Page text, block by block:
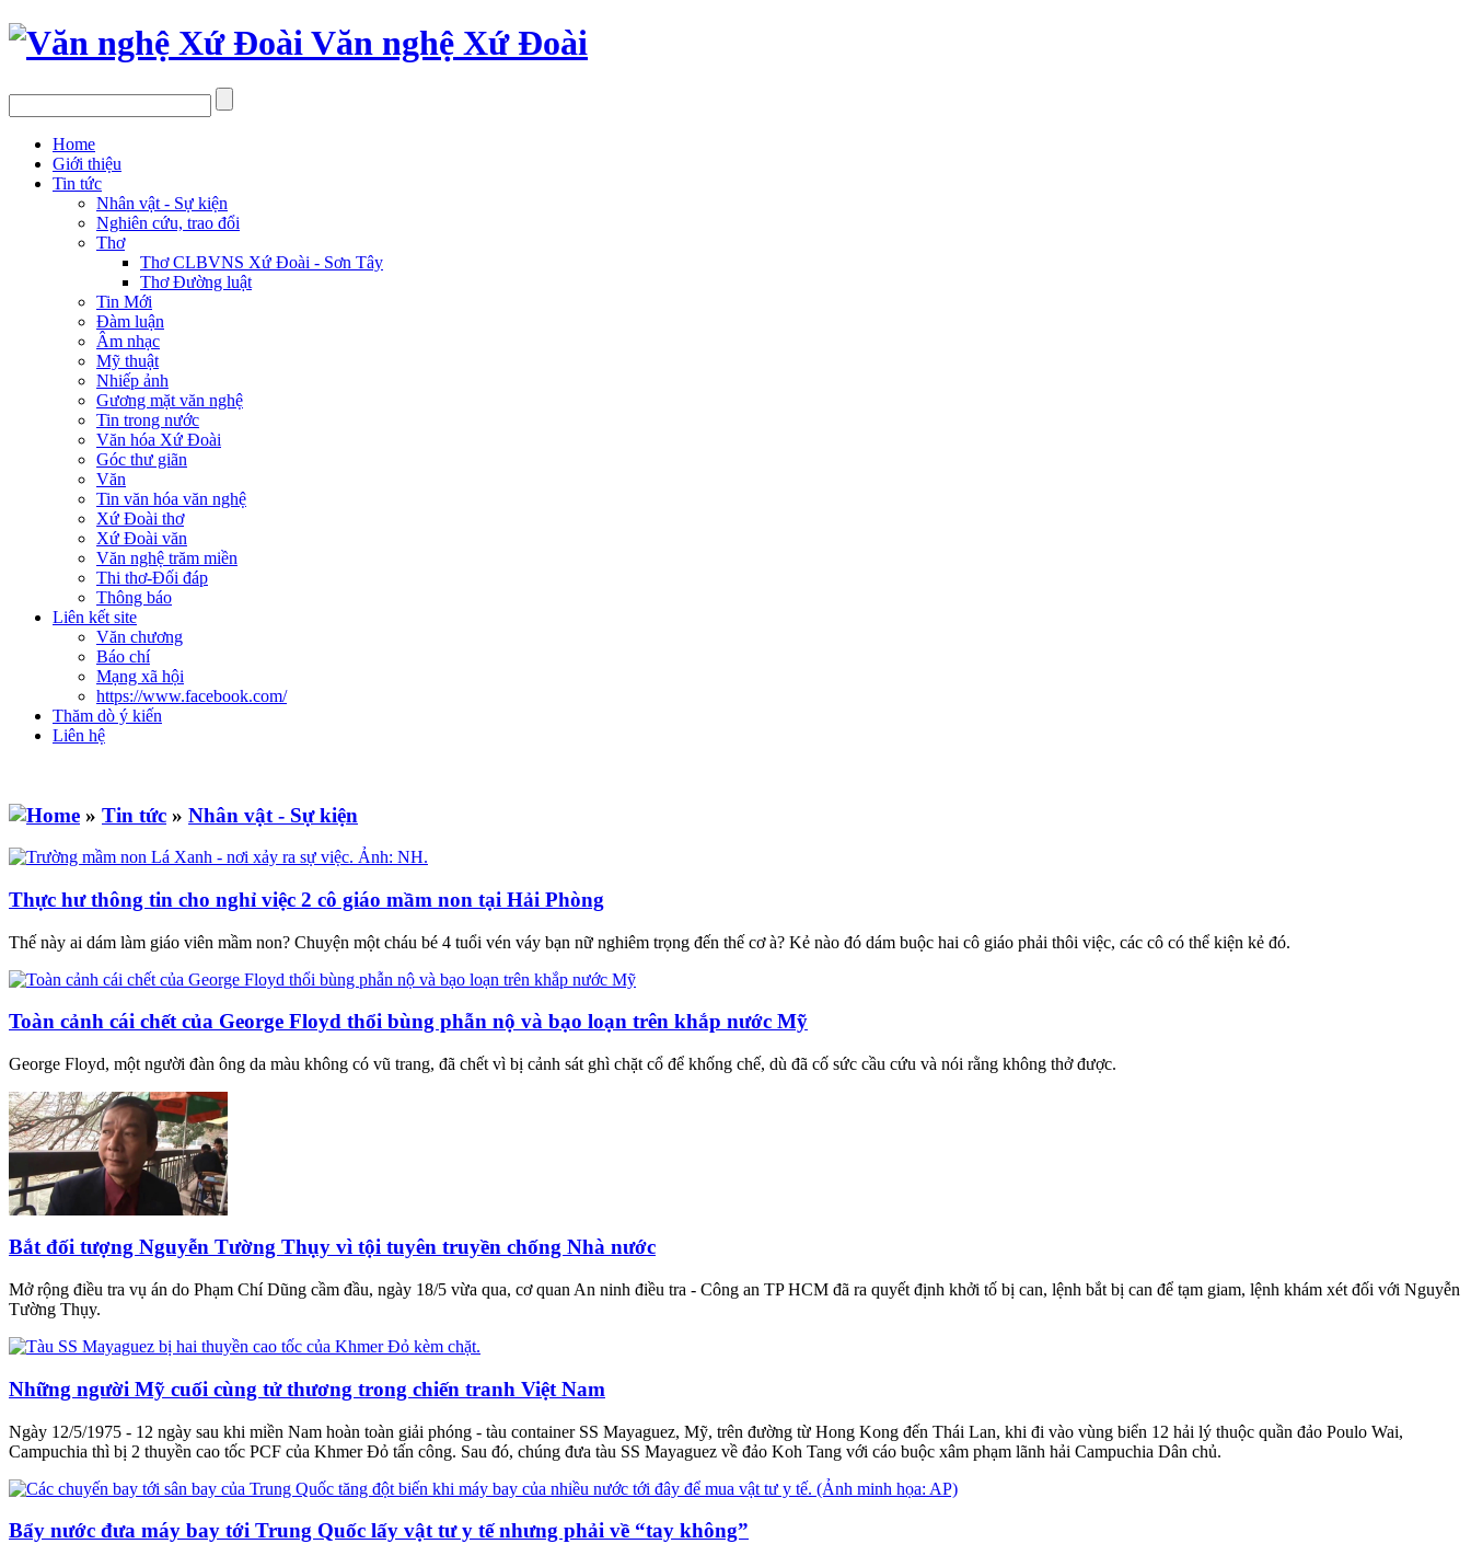
Văn nghệ Xứ Đoài
Home
Giới thiệu
Tin tức
Nhân vật - Sự kiện
Nghiên cứu, trao đổi
Thơ
Thơ CLBVNS Xứ Đoài - Sơn Tây
Thơ Đường luật
Tin Mới
Đàm luận
Âm nhạc
Mỹ thuật
Nhiếp ảnh
Gương mặt văn nghệ
Tin trong nước
Văn hóa Xứ Đoài
Góc thư giãn
Văn
Tin văn hóa văn nghệ
Xứ Đoài thơ
Xứ Đoài văn
Văn nghệ trăm miền
Thi thơ-Đối đáp
Thông báo
Liên kết site
Văn chương
Báo chí
Mạng xã hội
https://www.facebook.com/
Thăm dò ý kiến
Liên hệ
» Tin tức » Nhân vật - Sự kiện
Thực hư thông tin cho nghỉ việc 2 cô giáo mầm non tại Hải Phòng
Thế này ai dám làm giáo viên mầm non? Chuyện một cháu bé 4 tuổi vén váy bạn nữ nghiêm trọng đến thế cơ à? Kẻ nào đó dám buộc hai cô giáo phải thôi việc, các cô có thể kiện kẻ đó.
Toàn cảnh cái chết của George Floyd thổi bùng phẫn nộ và bạo loạn trên khắp nước Mỹ
George Floyd, một người đàn ông da màu không có vũ trang, đã chết vì bị cảnh sát ghì chặt cổ để khống chế, dù đã cố sức cầu cứu và nói rằng không thở được.
Bắt đối tượng Nguyễn Tường Thụy vì tội tuyên truyền chống Nhà nước
Mở rộng điều tra vụ án do Phạm Chí Dũng cầm đầu, ngày 18/5 vừa qua, cơ quan An ninh điều tra - Công an TP HCM đã ra quyết định khởi tố bị can, lệnh bắt bị can để tạm giam, lệnh khám xét đối với Nguyễn
Tường Thụy.
Những người Mỹ cuối cùng tử thương trong chiến tranh Việt Nam
Ngày 12/5/1975 - 12 ngày sau khi miền Nam hoàn toàn giải phóng - tàu container SS Mayaguez, Mỹ, trên đường từ Hong Kong đến Thái Lan, khi đi vào vùng biển 12 hải lý thuộc quần đảo Poulo Wai,
Campuchia thì bị 2 thuyền cao tốc PCF của Khmer Đỏ tấn công. Sau đó, chúng đưa tàu SS Mayaguez về đảo Koh Tang với cáo buộc xâm phạm lãnh hải Campuchia Dân chủ.
Bẩy nước đưa máy bay tới Trung Quốc lấy vật tư y tế nhưng phải về “tay không”